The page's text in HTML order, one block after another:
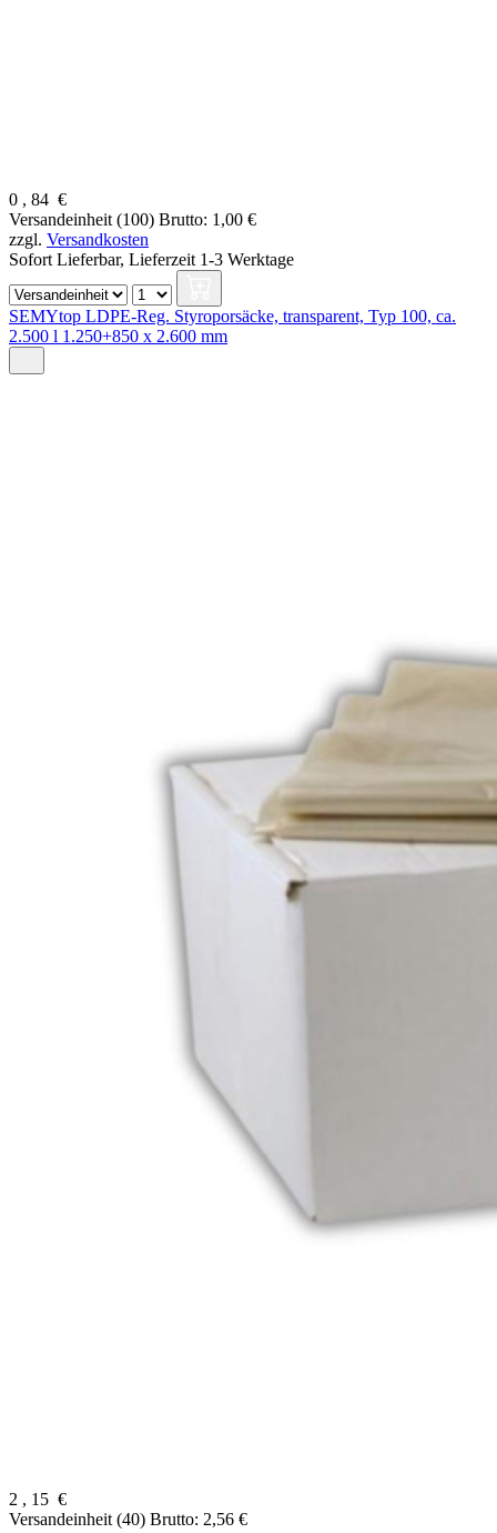
0 , 84 €
Versandeinheit (100) Brutto: 1,00 €
zzgl. Versandkosten
Sofort Lieferbar, Lieferzeit 1-3 Werktage
SEMYtop LDPE-Reg. Styroporsäcke, transparent, Typ 100, ca.
2.500 l 1.250+850 x 2.600 mm
2 , 15 €
Versandeinheit (40) Brutto: 2,56 €